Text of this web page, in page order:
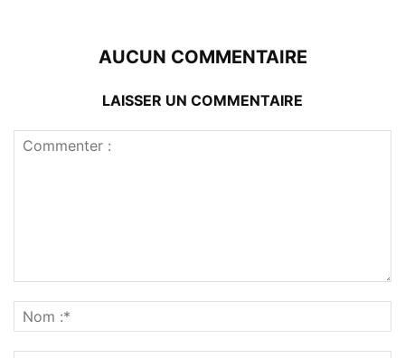
AUCUN COMMENTAIRE
LAISSER UN COMMENTAIRE